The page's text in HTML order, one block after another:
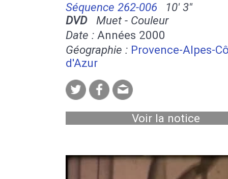
Séquence 262-006
10' 3''
DVDMuet - Couleur
Date : Années 2000
Géographie : Provence-Alpes-
d'Azur
Voir la notice